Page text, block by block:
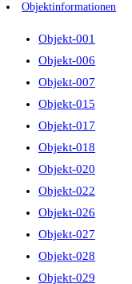
Objektinformationen
Objekt-001
Objekt-006
Objekt-007
Objekt-015
Objekt-017
Objekt-018
Objekt-020
Objekt-022
Objekt-026
Objekt-027
Objekt-028
Objekt-029